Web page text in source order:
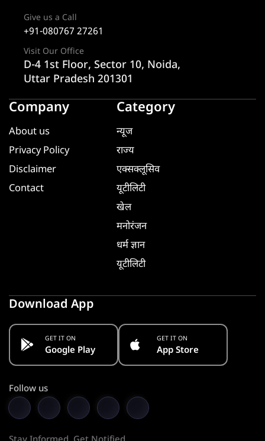
Give us a Call
+91-080767 27261
Visit Our Office
D-4 1st Floor, Sector 10, Noida,
Uttar Pradesh 201301
Company
About us
Privacy Policy
Disclaimer
Contact
Category
न्यूज
राज्य
एक्सक्लूसिव
यूटीलिटी
खेल
मनोरंजन
धर्म ज्ञान
यूटीलिटी
Download App
GET IT ON
Google Play
GET IT ON
App Store
Follow us